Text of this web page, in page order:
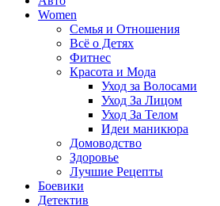
Women
Семья и Отношения
Всё о Детях
Фитнес
Красота и Мода
Уход за Волосами
Уход За Лицом
Уход За Телом
Идеи маникюра
Домоводство
Здоровье
Лучшие Рецепты
Боевики
Детектив